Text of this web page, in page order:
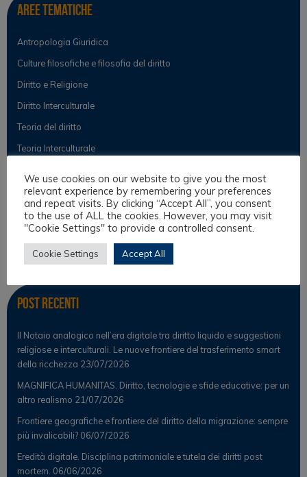
Aree tematiche
Antropologia Giuridica
Culture filosofiche e filosofia del diritto
Diritto e Religione
Diritto Interculturale
Teoria del diritto
Teoria Interculturale
Osservatorio
Notizie
Osservatorio Scientifico
Post Recenti
Il Notaio analogico nell’era digitale tra diritto liquido e suggestioni
religiose e interculturali. Le nuove frontiere del trasferimento smart
della ricchezza 23/07/2026
MAGNIFICA HUMANITAS. Diritto, tecnologie e sfide educative: per un
altro realismo 21/07/2026
Frontiere geografiche e frontiere del diritto della migrazione: sempre
più invalicabili? 06/07/2026
Eredità digitale. Disciplina patrimoniale e tutela dei diritti post
mortem. 06/06/2026
We use cookies on our website to give you the most
relevant experience by remembering your preferences
and repeat visits. By clicking “Accept All”, you consent
to the use of ALL the cookies. However, you may visit
"Cookie Settings" to provide a controlled consent.
Cookie Settings Accept All